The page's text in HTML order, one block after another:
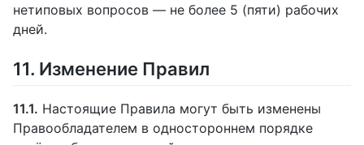
нетиповых вопросов — не более 5 (пяти) рабочих
дней.
11. Изменение Правил
11.1. Настоящие Правила могут быть изменены
Правообладателем в одностороннем порядке